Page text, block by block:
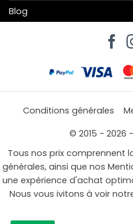
Blog
Conditions générales
© 2015 - 2026
Tous nos prix comprennent
générales, ainsi que nos
une expérience d'achat
Nous vous ivitons à voir